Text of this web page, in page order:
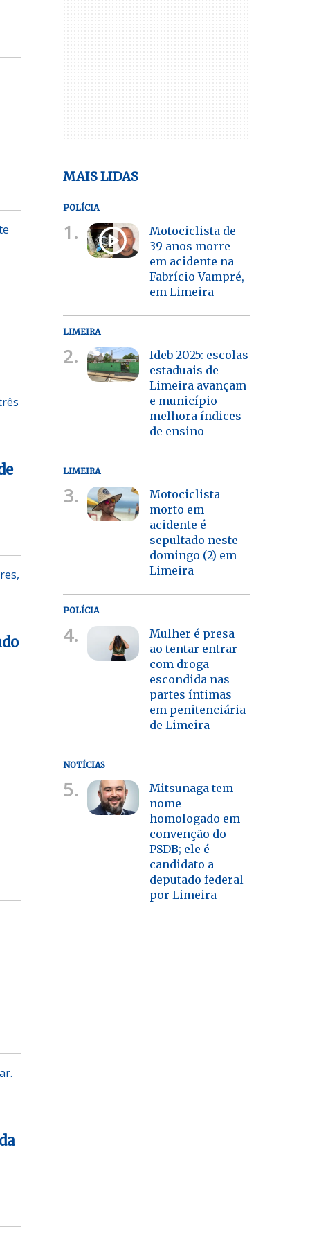
MAIS LIDAS
POLÍCIA
1.
Motociclista de
39 anos morre
em acidente na
Fabrício Vampré,
em Limeira
LIMEIRA
2.
Ideb 2025: escolas
estaduais de
Limeira avançam
e município
melhora índices
de ensino
LIMEIRA
3.
Motociclista
morto em
acidente é
sepultado neste
domingo (2) em
Limeira
POLÍCIA
4.
Mulher é presa
ao tentar entrar
com droga
escondida nas
partes íntimas
em penitenciária
de Limeira
NOTÍCIAS
5.
Mitsunaga tem
nome
homologado em
convenção do
PSDB; ele é
candidato a
deputado federal
por Limeira